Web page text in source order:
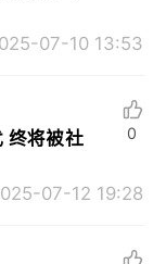
07-10 13:53
终将被社
07-12 19:28
0